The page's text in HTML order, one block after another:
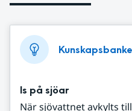
Is på sjöar
När sjövattnet avkylts